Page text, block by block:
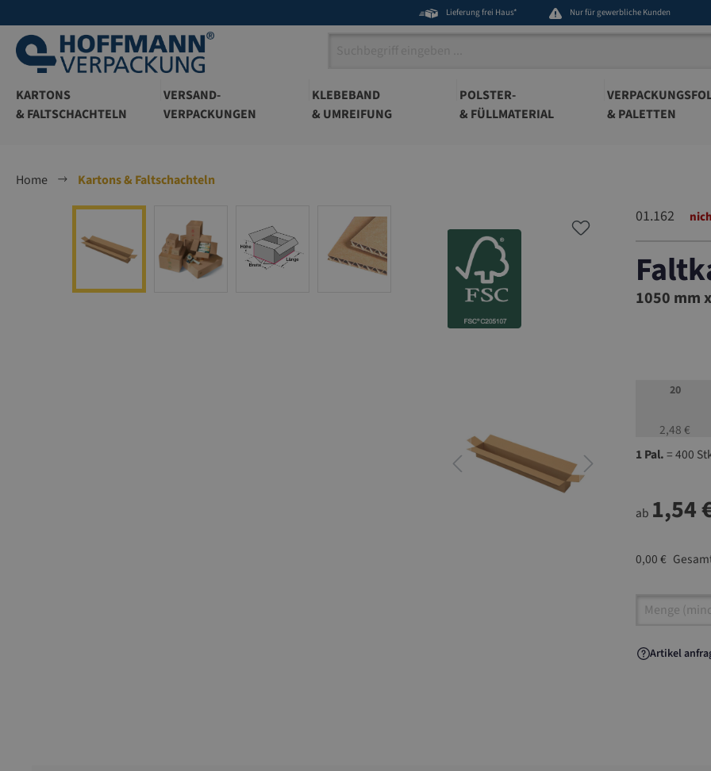
Lieferung frei Haus* Nur für gewerbliche Kunden
KARTONS
& FALTSCHACHTELN
VERSAND-
VERPACKUNGEN
KLEBEBAND
& UMREIFUNG
POLSTER-
& FÜLLMATERIAL
& PALETTEN
Home
Kartons & Faltschachteln
Bildergalerie überspringen
01.162
01.162
1050 mm
20
2,48 €
1 Pal.= 400
ab 1,54
0,00 €
Artikel
Artikel